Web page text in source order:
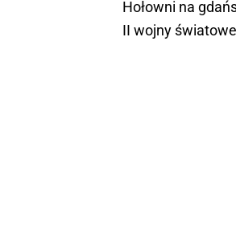
Hołowni na
II wojny